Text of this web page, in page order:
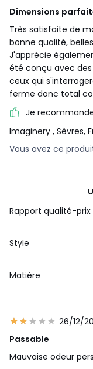
Dimensions
Très satisfaite de
bonne qualité,
J'apprécie
été conçu avec
ceux qui
ferme donc total
Je
Imaginery , Sèvres,
Vous avez ce
Rapport qualité-prix
Style
Matière
26/12/
Passable
Mauvaise odeur